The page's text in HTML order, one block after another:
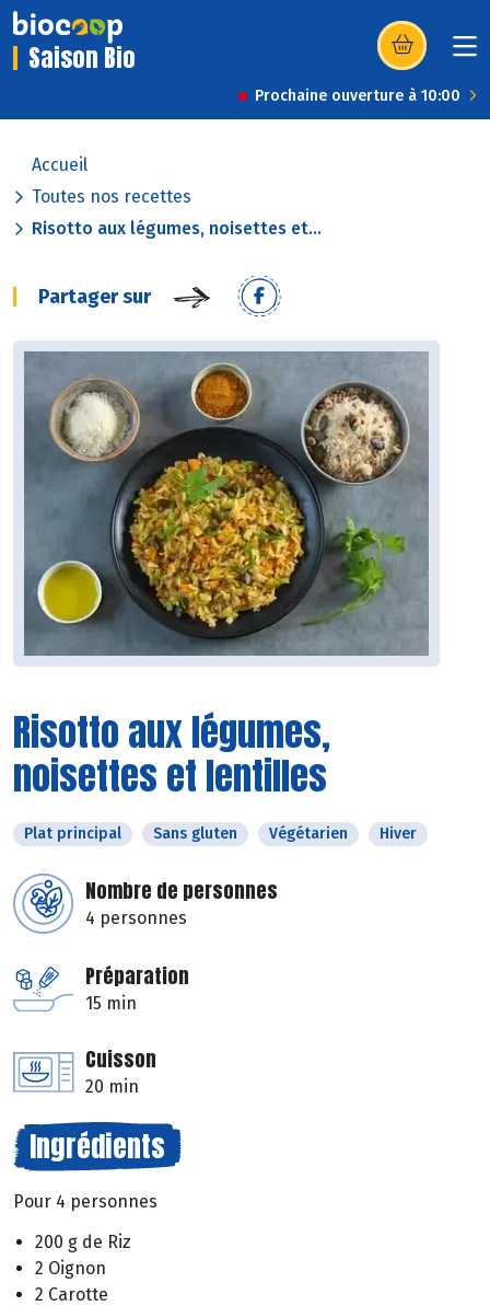
Saison Bio (s’ouvre dans
Prochaine ouverture à 10:00
Accueil
Toutes nos recettes
Risotto aux légumes, noisettes et...
Partager sur
Risotto aux légumes,
noisettes et lentilles
Plat principal Sans gluten Végétarien Hiver
Nombre de personnes
4 personnes
Préparation
15 min
Cuisson
20 min
Ingrédients
Pour 4 personnes
200 g de Riz
2 Oignon
2 Carotte